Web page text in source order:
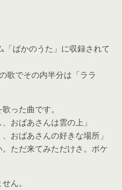
「ばかのうた」に収録されて
歌でその内半分は「ララ
った曲です。
おばあさんは雲の上」
おばあさんの好きな場所」
。ただ来てみただけさ。ボケ
ん。